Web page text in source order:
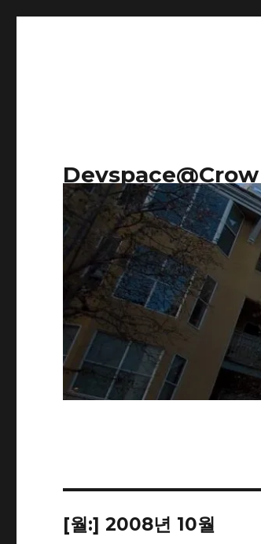
Devspace@Crow
Research on everything
[월:]2008년 10월